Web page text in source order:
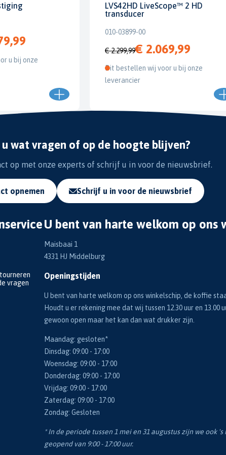
u bij onze
LVS42HD LiveScope™ 2 HD
transducer
010-03899-00
€ 2.299,99€ 2.069,99
Dit bestellen wij voor u bij onze
leverancier
wat vragen of op de hoogte blijven?
op met onze experts of schrijf u in voor de nieuwsbrief.
opnemen Schrijf u in voor de nieuwsbrief
vragen
U bent van harte welkom op ons
Maisbaai 1
4331 HJ Middelburg
Openingstijden
U bent van harte welkom op ons winkelschip, de koffie
Houdt u er rekening mee dat wij tussen 12.30 uur en 13.00
gewoon open maar het kan dan wat drukker zijn.
Maandag: gesloten*
Dinsdag: 09:00 - 17:00
Woensdag: 09:00 - 17:00
Donderdag: 09:00 - 17:00
Vrijdag: 09:00 - 17:00
Zaterdag: 09:00 - 17:00
Zondag: Gesloten
* In de periode tussen 1 mei en 31 augustus zijn we ook 's
geopend van 9:00 - 17:00 uur.